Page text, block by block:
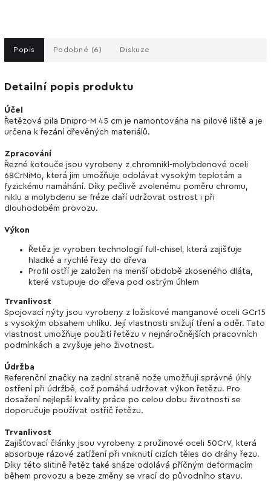
Popis Podobné (6) Diskuze
Detailní popis produktu
Účel
Řetězová pila Dnipro-M 45 cm je namontována na pilové liště a je
určena k řezání dřevěných materiálů.
Zpracování
Řezné kotouče jsou vyrobeny z chromnikl-molybdenové oceli
68CrNiMo, která jim umožňuje odolávat vysokým teplotám a
fyzickému namáhání. Díky pečlivě zvolenému poměru chromu,
niklu a molybdenu se fréze daří udržovat ostrost i při
dlouhodobém provozu.
Výkon
Řetěz je vyroben technologií full-chisel, která zajišťuje
hladké a rychlé řezy do dřeva
Profil ostří je založen na menší obdobě zkoseného dláta,
které vstupuje do dřeva pod ostrým úhlem
Trvanlivost
Spojovací nýty jsou vyrobeny z ložiskové manganové oceli GCr15
s vysokým obsahem uhlíku. Její vlastnosti snižují tření a oděr. Tato
vlastnost umožňuje použití řetězu v nejnáročnějších pracovních
podmínkách a zvyšuje jeho životnost.
Údržba
Referenční značky na zadní straně nože umožňují správné úhly
ostření při údržbě, což pomáhá udržovat výkon řetězu. Pro
dosažení nejlepší kvality práce po celou dobu životnosti se
doporučuje používat ostřič řetězu.
Trvanlivost
Zajišťovací články jsou vyrobeny z pružinové oceli 50CrV, která
absorbuje rázové zatížení při vniknutí cizích těles do dráhy řezu.
Díky této slitině řetěz také snáze odolává příčným deformacím
během provozu a beze změny se vrací do původního stavu.